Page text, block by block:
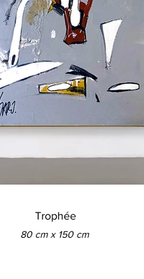
Trophée
80 cm x 150 cm